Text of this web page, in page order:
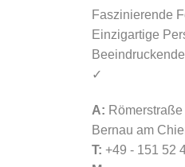
Faszinierende
Einzigartige
✓
A:
Bernau am
T: +49 - 151 52